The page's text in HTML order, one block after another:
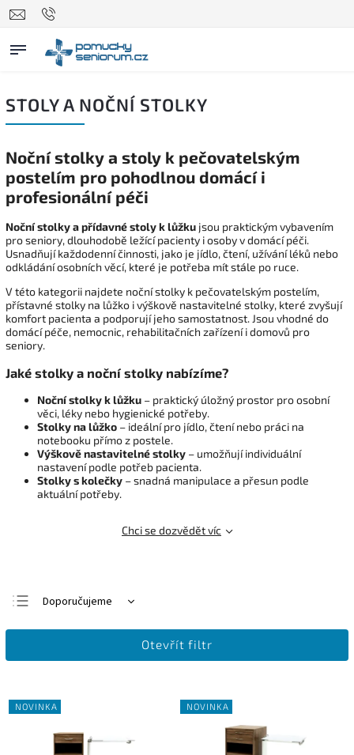
STOLY A NOČNÍ STOLKY
Noční stolky a stoly k pečovatelským
postelím pro pohodlnou domácí i
profesionální péči
Noční stolky a přídavné stoly k lůžku jsou praktickým vybavením
pro seniory, dlouhodobě ležící pacienty i osoby v domácí péči.
Usnadňují každodenní činnosti, jako je jídlo, čtení, užívání léků nebo
odkládání osobních věcí, které je potřeba mít stále po ruce.
V této kategorii najdete noční stolky k pečovatelským postelím,
přístavné stolky na lůžko i výškově nastavitelné stolky, které zvyšují
komfort pacienta a podporují jeho samostatnost. Jsou vhodné do
domácí péče, nemocnic, rehabilitačních zařízení i domovů pro
seniory.
Jaké stolky a noční stolky nabízíme?
Noční stolky k lůžku – praktický úložný prostor pro osobní
věci, léky nebo hygienické potřeby.
Stolky na lůžko – ideální pro jídlo, čtení nebo práci na
notebooku přímo z postele.
Výškově nastavitelné stolky – umožňují individuální
nastavení podle potřeb pacienta.
Stolky s kolečky – snadná manipulace a přesun podle
aktuální potřeby.
Chci se dozvědět víc
Doporučujeme
Nejlevnější
Abecedně
Otevřít filtr
NOVINKA NOVINKA